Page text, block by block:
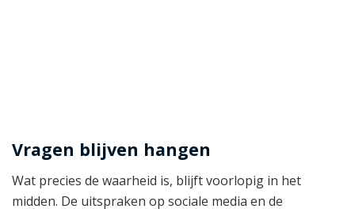
Vragen blijven hangen
Wat precies de waarheid is, blijft voorlopig in het
midden. De uitspraken op sociale media en de